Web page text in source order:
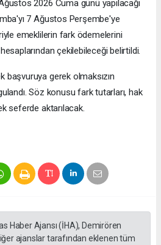
2026 Cuma günü yapılacağı
7 Ağustos Perşembe'ye
emeklilerin fark ödemelerini
hesaplarından çekilebileceği belirtildi.
başvuruya gerek olmaksızın
Söz konusu fark tutarları, hak
seferde aktarılacak.
Haber Ajansı (İHA), Demirören
ajanslar tarafından eklenen tüm